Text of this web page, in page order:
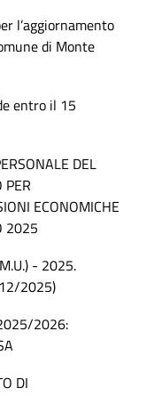
l’aggiornamento
di Monte
entro il 15
DEL
PER
ECONOMICHE
2025
- 2025.
2025)
2026:
DI